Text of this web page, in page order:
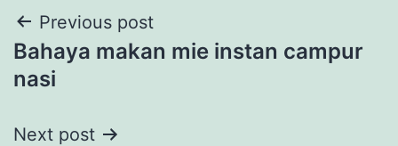
Post
navigation
Previous post
Bahaya makan mie instan campur
nasi
Next post